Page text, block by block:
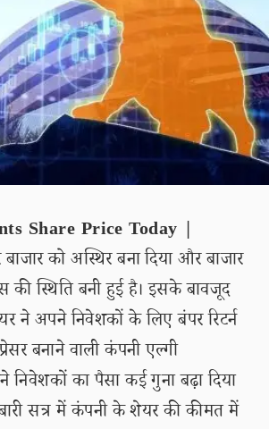
Share Price Today |
को अस्थिर बना दिया और बाजार
स्थिति बनी हुई है। इसके बावजूद
ने अपने निवेशकों के लिए बंपर रिटर्न
बनाने वाली कंपनी एल्गी
का पैसा कई गुना बढ़ा दिया
सत्र में कंपनी के शेयर की कीमत में